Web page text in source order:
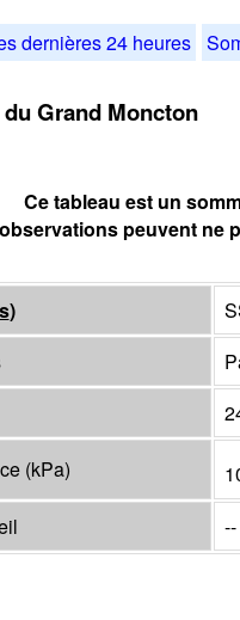
dernières 24 heures
Grand Moncton
Ce tableau est un
peuvent
)
(kPa)
--